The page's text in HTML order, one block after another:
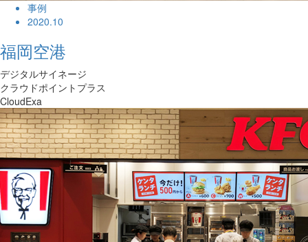
事例
2020.10
福岡空港
デジタルサイネージ
クラウドポイントプラス
CloudExa